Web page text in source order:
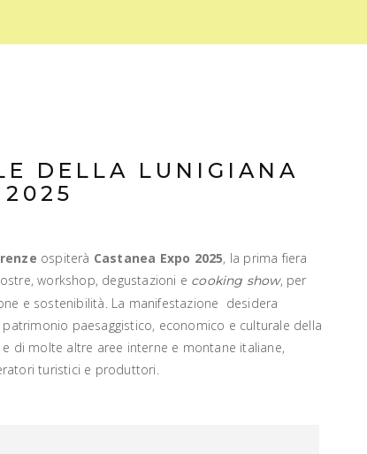
DELLA LUNIGIANA
ospiterà Castanea Expo 2025, la prima fiera
workshop, degustazioni e cooking show, per
e sostenibilità. La manifestazione desidera
paesaggistico, economico e culturale della
di molte altre aree interne e montane italiane,
turistici e produttori.